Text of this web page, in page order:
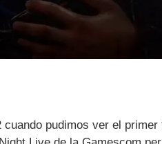
pudimos ver el primer